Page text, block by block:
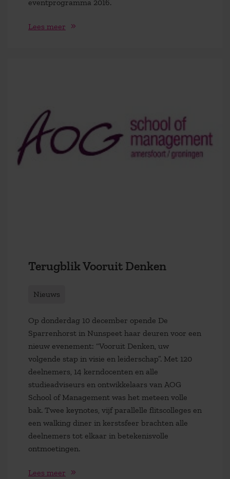
eventprogramma 2016.
Lees meer
Terugblik Vooruit Denken
Nieuws
Op donderdag 10 december opende De
Sparrenhorst in Nunspeet haar deuren voor een
nieuw evenement: “Vooruit Denken, uw
volgende stap in visie en leiderschap”. Met 120
deelnemers, 14 kerndocenten en alle
studieadviseurs en ontwikkelaars van AOG
School of Management was het meteen volle
bak. Twee keynotes, vijf parallelle flitscolleges en
een walking diner in kerstsfeer brachten alle
deelnemers tot elkaar in betekenisvolle
ontmoetingen.
Lees meer